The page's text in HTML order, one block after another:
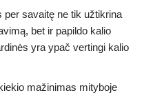
savaitę ne tik užtikrina
bet ir papildo kalio
yra ypač vertingi kalio
mažinimas mityboje